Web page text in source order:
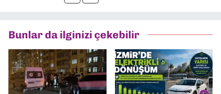
odaklanıyorum.
Bunlar da ilginizi çekebilir